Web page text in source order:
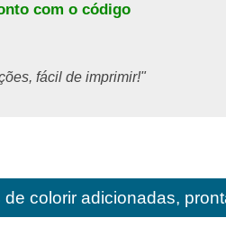
com o código
fácil de imprimir!"
colorir adicionadas,